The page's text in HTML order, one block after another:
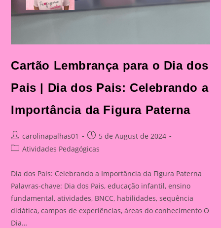
Cartão Lembrança para o Dia dos
Pais | Dia dos Pais: Celebrando a
Importância da Figura Paterna
Post
author:
carolinapalhas01
Post
published:
5 de August de 2024
PostAtividades Pedagógicas
Dia dos Pais: Celebrando a Importância da Figura Paterna
Palavras-chave: Dia dos Pais, educação infantil, ensino
fundamental, atividades, BNCC, habilidades, sequência
didática, campos de experiências, áreas do conhecimento O
Dia…